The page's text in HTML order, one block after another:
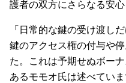
護者の双方にさらなる安心
「日常的な鍵の受け渡し
鍵のアクセス権の付与や
た。これは予期せぬボー
あるモモオ氏は述べていま